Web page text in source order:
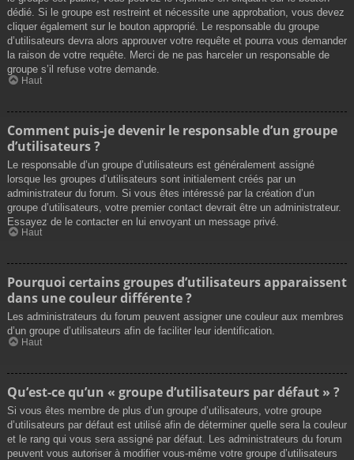
dédié. Si le groupe est restreint et nécessite une approbation, vous devez
cliquer également sur le bouton approprié. Le responsable du groupe
d’utilisateurs devra alors approuver votre requête et pourra vous demander
la raison de votre requête. Merci de ne pas harceler un responsable de
groupe s’il refuse votre demande.
Haut
Comment puis-je devenir le responsable d’un groupe
d’utilisateurs ?
Le responsable d’un groupe d’utilisateurs est généralement assigné
lorsque les groupes d’utilisateurs sont initialement créés par un
administrateur du forum. Si vous êtes intéressé par la création d’un
groupe d’utilisateurs, votre premier contact devrait être un administrateur.
Essayez de le contacter en lui envoyant un message privé.
Haut
Pourquoi certains groupes d’utilisateurs apparaissent
dans une couleur différente ?
Les administrateurs du forum peuvent assigner une couleur aux membres
d’un groupe d’utilisateurs afin de faciliter leur identification.
Haut
Qu’est-ce qu’un « groupe d’utilisateurs par défaut » ?
Si vous êtes membre de plus d’un groupe d’utilisateurs, votre groupe
d’utilisateurs par défaut est utilisé afin de déterminer quelle sera la couleur
et le rang qui vous sera assigné par défaut. Les administrateurs du forum
peuvent vous autoriser à modifier vous-même votre groupe d’utilisateurs